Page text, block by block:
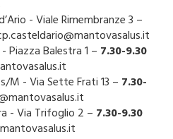
- Viale Rimembranze 3 –
Balestra 1 – 7.30-9.30
- Via Sette Frati 13 – 7.30-
- Via Trifoglio 2 – 7.30-9.30